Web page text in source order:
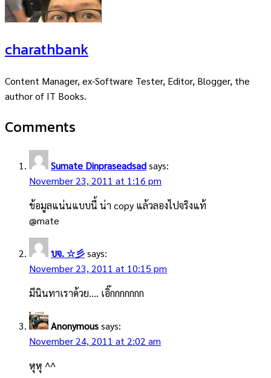
charathbank
Content Manager, ex-Software Tester, Editor, Blogger, the
author of IT Books.
Comments
Sumate Dinpraseadsadsays:
November 23, 2011 at 1:16 pm
ข้อมูลแน่นแบบนี้ น่า copy แล้วลองไปจริงแท้
@mate
บจ. ☆彡says:
November 23, 2011 at 10:15 pm
มีนินทาเราด้วย…. เอิ๊กกกกกกก
Anonymoussays:
November 24, 2011 at 2:02 am
หุหุ ^^